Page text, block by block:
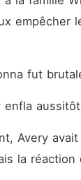
empêcher
fut
enfla
Avery
la réaction